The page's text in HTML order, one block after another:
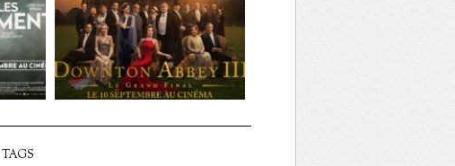
TAGS